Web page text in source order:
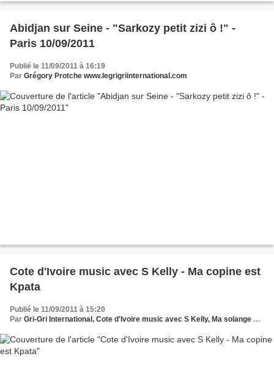
Abidjan sur Seine - "Sarkozy petit zizi ô !" -
Paris 10/09/2011
Publié le 11/09/2011 à 16:19
Par Grégory Protche www.legrigriinternational.com
Cote d'Ivoire music avec S Kelly - Ma copine est
Kpata
Publié le 11/09/2011 à 15:20
Par Gri-Gri International, Cote d'Ivoire music avec S Kelly, Ma solange Oussou